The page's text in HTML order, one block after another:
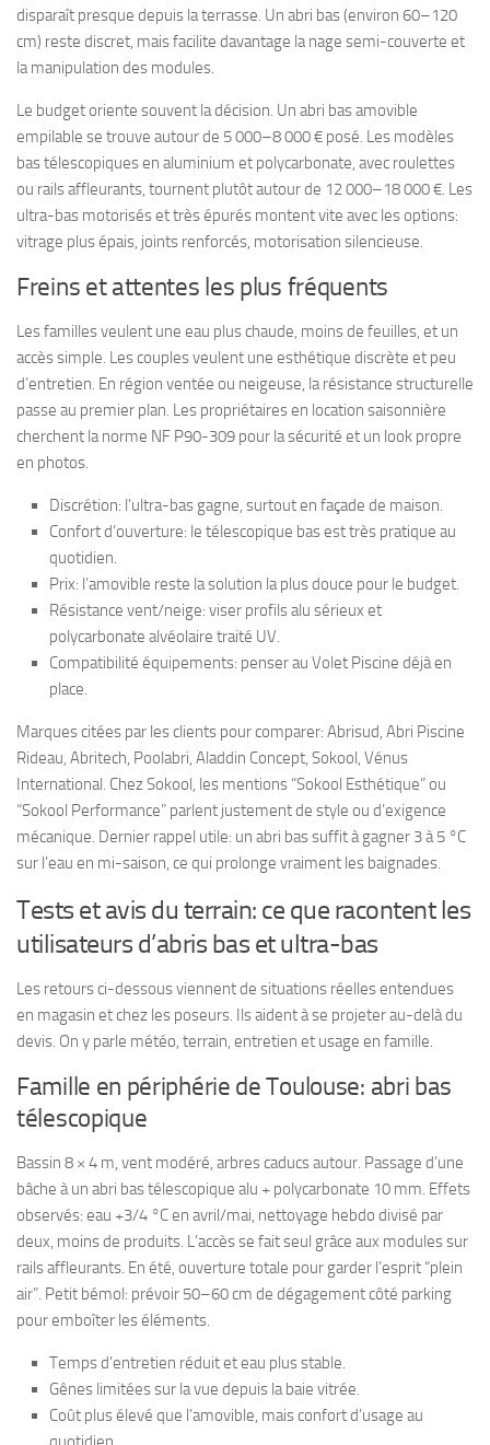
disparaît presque depuis la terrasse. Un abri bas (environ 60–120
cm) reste discret, mais facilite davantage la nage semi-couverte et
la manipulation des modules.
Le budget oriente souvent la décision. Un abri bas amovible
empilable se trouve autour de 5 000–8 000 € posé. Les modèles
bas télescopiques en aluminium et polycarbonate, avec roulettes
ou rails affleurants, tournent plutôt autour de 12 000–18 000 €. Les
ultra-bas motorisés et très épurés montent vite avec les options:
vitrage plus épais, joints renforcés, motorisation silencieuse.
Freins et attentes les plus fréquents
Les familles veulent une eau plus chaude, moins de feuilles, et un
accès simple. Les couples veulent une esthétique discrète et peu
d’entretien. En région ventée ou neigeuse, la résistance structurelle
passe au premier plan. Les propriétaires en location saisonnière
cherchent la norme NF P90-309 pour la sécurité et un look propre
en photos.
Discrétion: l’ultra-bas gagne, surtout en façade de maison.
Confort d’ouverture: le télescopique bas est très pratique au
quotidien.
Prix: l’amovible reste la solution la plus douce pour le budget.
Résistance vent/neige: viser profils alu sérieux et
polycarbonate alvéolaire traité UV.
Compatibilité équipements: penser au Volet Piscine déjà en
place.
Marques citées par les clients pour comparer: Abrisud, Abri Piscine
Rideau, Abritech, Poolabri, Aladdin Concept, Sokool, Vénus
International. Chez Sokool, les mentions “Sokool Esthétique” ou
“Sokool Performance” parlent justement de style ou d’exigence
mécanique. Dernier rappel utile: un abri bas suffit à gagner 3 à 5 °C
sur l’eau en mi-saison, ce qui prolonge vraiment les baignades.
Tests et avis du terrain: ce que racontent les
utilisateurs d’abris bas et ultra-bas
Les retours ci-dessous viennent de situations réelles entendues
en magasin et chez les poseurs. Ils aident à se projeter au-delà du
devis. On y parle météo, terrain, entretien et usage en famille.
Famille en périphérie de Toulouse: abri bas
télescopique
Bassin 8 × 4 m, vent modéré, arbres caducs autour. Passage d’une
bâche à un abri bas télescopique alu + polycarbonate 10 mm. Effets
observés: eau +3/4 °C en avril/mai, nettoyage hebdo divisé par
deux, moins de produits. L’accès se fait seul grâce aux modules sur
rails affleurants. En été, ouverture totale pour garder l’esprit “plein
air”. Petit bémol: prévoir 50–60 cm de dégagement côté parking
pour emboîter les éléments.
Temps d’entretien réduit et eau plus stable.
Gênes limitées sur la vue depuis la baie vitrée.
Coût plus élevé que l’amovible, mais confort d’usage au